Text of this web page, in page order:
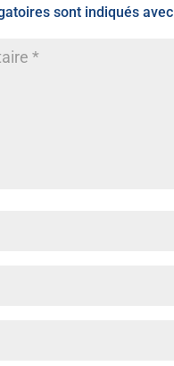
sont indiqués avec